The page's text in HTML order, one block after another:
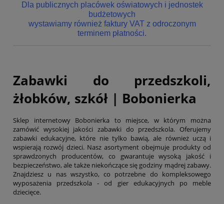
Dla publicznych placówek oświatowych i jednostek
budżetowych
wystawiamy również faktury VAT z odroczonym
terminem płatności.
Zabawki do przedszkoli,
żłobków, szkół | Bobonierka
Sklep internetowy Bobonierka to miejsce, w którym można
zamówić wysokiej jakości zabawki do przedszkola. Oferujemy
zabawki edukacyjne, które nie tylko bawią, ale również uczą i
wspierają rozwój dzieci. Nasz asortyment obejmuje produkty od
sprawdzonych producentów, co gwarantuje wysoką jakość i
bezpieczeństwo, ale także niekończące się godziny mądrej zabawy.
Znajdziesz u nas wszystko, co potrzebne do kompleksowego
wyposażenia przedszkola - od gier edukacyjnych po meble
dziecięce.